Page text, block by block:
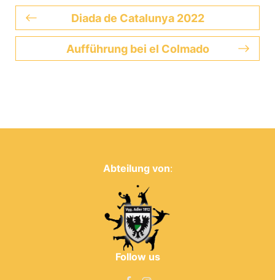
Diada de Catalunya 2022
Aufführung bei el Colmado
Abteilung von:
Follow us